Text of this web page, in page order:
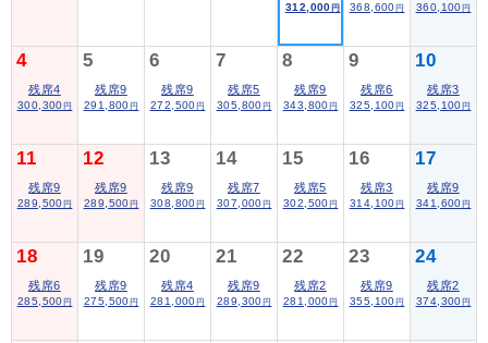
312,000 円 368,600 円 360,100 円
4
残席4
300,300 円
5
残席9
291,800 円
6
残席9
272,500 円
7
残席5
305,800 円
8
残席9
343,800 円
9
残席6
325,100 円
10
残席3
325,100 円
11
残席9
289,500 円
12
残席9
289,500 円
13
残席9
308,800 円
14
残席7
307,000 円
15
残席5
302,500 円
16
残席3
314,100 円
17
残席9
341,600 円
18
残席6
285,500 円
19
残席9
275,500 円
20
残席4
281,000 円
21
残席9
289,300 円
22
残席2
281,000 円
23
残席9
355,100 円
24
残席2
374,300 円